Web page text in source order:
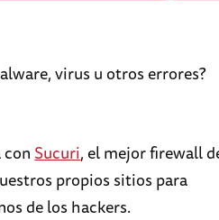
virus u otros errores?
Sucuri, el mejor firewall
propios sitios para
de los hackers.